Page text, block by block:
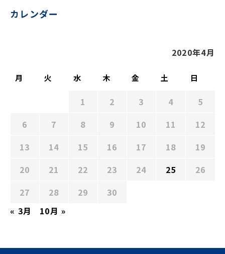
カレンダー
2020年4月
月 火 水 木 金 土 日
1 2 3 4
5
6
7 8 9 10 11
12
13
14 15 16 17 18
19
20
21 22 23 24 25
26
27
28 29
30
« 3月
10月 »